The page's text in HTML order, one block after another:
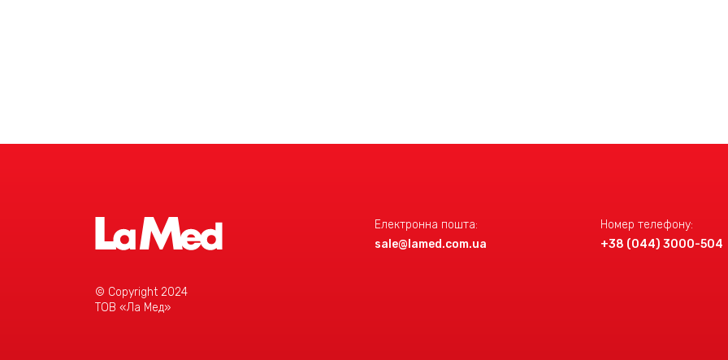
© Copyright 2024
ТОВ «Ла Мед»
Електронна пошта:
sale@lamed.com.ua
Номер телефону:
+38 (044) 3000-504